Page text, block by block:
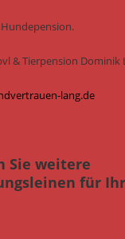
& Tierpension Dominik
lang.de
Sie weitere
für